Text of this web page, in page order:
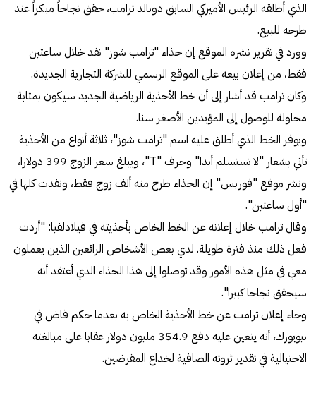
الذي أطلقه الرئيس الأميركي السابق دونالد ترامب، حقق نجاحاً مبكراً عند
طرحه للبيع.
وورد في تقرير نشره الموقع إن حذاء "ترامب شوز" نفد خلال ساعتين
فقط، من إعلان بيعه على الموقع الرسمي للشركة التجارية الجديدة.
وكان ترامب قد أشار إلى أن خط الأحذية الرياضية الجديد سيكون بمثابة
محاولة للوصول إلى المؤيدين الأصغر سنا.
ويوفر الخط الذي أطلق عليه اسم "ترامب شوز"، ثلاثة أنواع من الأحذية
تأتي بشعار "لا تستسلم أبدا" وحرف "T"، ويبلغ سعر الزوج 399 دولارا،
ونشر موقع "فوربس" إن الحذاء طرح منه ألف زوج فقط، ونفدت كلها في
"أول ساعتين".
وقال ترامب خلال إعلانه عن الخط الخاص بأحذيته في فيلادلفيا: "أردت
فعل ذلك منذ فترة طويلة. لدي بعض الأشخاص الرائعين الذين يعملون
معي في مثل هذه الأمور وقد توصلوا إلى هذا الحذاء الذي أعتقد أنه
سيحقق نجاحا كبيرا".
وجاء إعلان ترامب عن خط الأحذية الخاص به بعدما حكم قاض في
نيويورك، أنه يتعين عليه دفع 354.9 مليون دولار عقابا على مبالغته
الاحتيالية في تقدير ثروته الصافية لخداع المقرضين.